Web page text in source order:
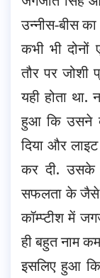
उन्नीस-बीस
कभी भी दोनों
तौर पर जोशी
यही होता
हुआ कि उसने
दिया और
कर दी. उसके
सफलता के जैसे
कॉम्प्टीश में
ही बहुत नाम
इसलिए हुआ